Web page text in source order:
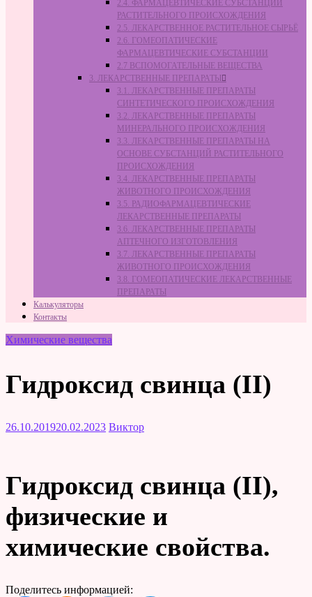
2.4. ФАРМАЦЕВТИЧЕСКИЕ СУБСТАНЦИИ
РАСТИТЕЛЬНОГО ПРОИСХОЖДЕНИЯ
2.5. ЛЕКАРСТВЕННОЕ РАСТИТЕЛЬНОЕ СЫРЬЁ
2.6. ГОМЕОПАТИЧЕСКИЕ
ФАРМАЦЕВТИЧЕСКИЕ СУБСТАНЦИИ
2.7 ВСПОМОГАТЕЛЬНЫЕ ВЕЩЕСТВА
3. ЛЕКАРСТВЕННЫЕ ПРЕПАРАТЫ
3.1. ЛЕКАРСТВЕННЫЕ ПРЕПАРАТЫ
СИНТЕТИЧЕСКОГО ПРОИСХОЖДЕНИЯ
3.2. ЛЕКАРСТВЕННЫЕ ПРЕПАРАТЫ
МИНЕРАЛЬНОГО ПРОИСХОЖДЕНИЯ
3.3. ЛЕКАРСТВЕННЫЕ ПРЕПАРАТЫ НА
ОСНОВЕ СУБСТАНЦИЙ РАСТИТЕЛЬНОГО
ПРОИСХОЖДЕНИЯ
3.4. ЛЕКАРСТВЕННЫЕ ПРЕПАРАТЫ
ЖИВОТНОГО ПРОИСХОЖДЕНИЯ
3.5. РАДИОФАРМАЦЕВТИЧЕСКИЕ
ЛЕКАРСТВЕННЫЕ ПРЕПАРАТЫ
3.6. ЛЕКАРСТВЕННЫЕ ПРЕПАРАТЫ
АПТЕЧНОГО ИЗГОТОВЛЕНИЯ
3.7. ЛЕКАРСТВЕННЫЕ ПРЕПАРАТЫ
ЖИВОТНОГО ПРОИСХОЖДЕНИЯ
3.8. ГОМЕОПАТИЧЕСКИЕ ЛЕКАРСТВЕННЫЕ
ПРЕПАРАТЫ
Калькуляторы
Контакты
Химические вещества
Гидроксид свинца (II)
26.10.201920.02.2023 Виктор
Гидроксид свинца (II),
физические и
химические свойства.
Поделитесь информацией: